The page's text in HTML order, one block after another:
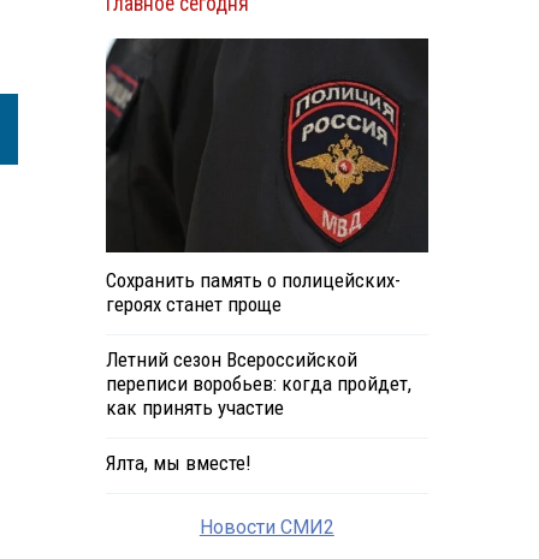
Сохранить память о полицейских-
героях станет проще
Летний сезон Всероссийской
переписи воробьев: когда пройдет,
как принять участие
Ялта, мы вместе!
Новости СМИ2